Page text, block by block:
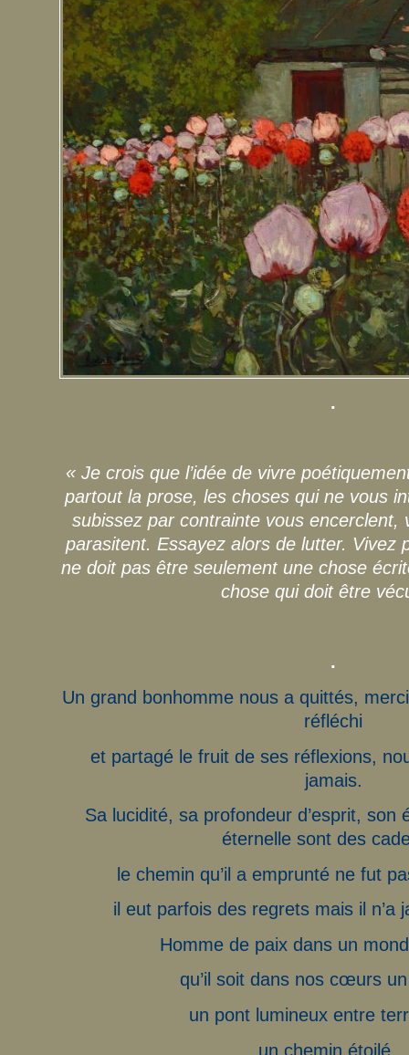
.
« Je crois que l’idée de vivre
partout la prose, les choses qui ne vous
subissez par contrainte vous encerclent,
parasitent. Essayez alors de lutter. Vivez
ne doit pas être seulement une chose
chose qui doit être
.
Un grand bonhomme nous a quittés,
réfléchi
et partagé le fruit de ses réflexions,
jamais.
Sa lucidité, sa profondeur d’esprit, son
éternelle sont des
le chemin qu’il a emprunté ne fut
il eut parfois des regrets mais il n’a
Homme de paix dans un
qu’il soit dans nos cœurs
un pont lumineux entre
un chemin étoilé…